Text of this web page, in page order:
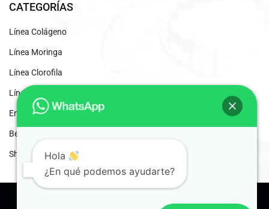
CATEGORÍAS
Línea Colágeno
Línea Moringa
Línea Clorofila
Línea Desintoxicantes
Energizante Natural
Beneficios del Café Liofilizado
Shaddai Inscripción
© 2024 Shaddai. Distribuidores Independientes.
Hola
¿En qué podemos ayudarte?